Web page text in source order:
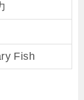
Fish